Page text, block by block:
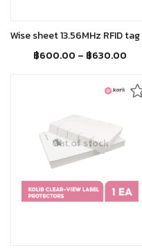
฿600.00 – ฿630.00
Out of stock